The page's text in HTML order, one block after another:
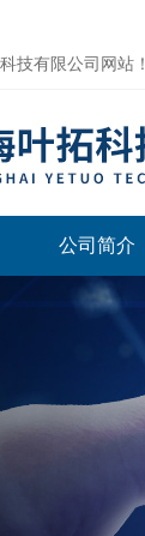
技有限公司网站！
公司简介